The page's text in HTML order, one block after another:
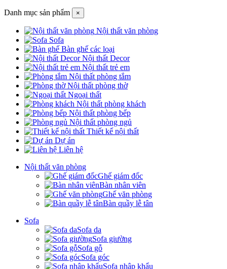
Danh mục sản phẩm ×
Nội thất văn phòng
Sofa
Bàn ghế các loại
Nội thất Decor
Nội thất trẻ em
Nội thất phòng tắm
Nội thất phòng thờ
Ngoại thất
Nội thất phòng khách
Nội thất phòng bếp
Nội thất phòng ngủ
Thiết kế nội thất
Dự án
Liên hệ
Nội thất văn phòng
Ghế giám đốc
Bàn nhân viên
Ghế văn phòng
Bàn quầy lễ tân
Sofa
Sofa da
Sofa giường
Sofa gỗ
Sofa góc
Sofa nhập khẩu